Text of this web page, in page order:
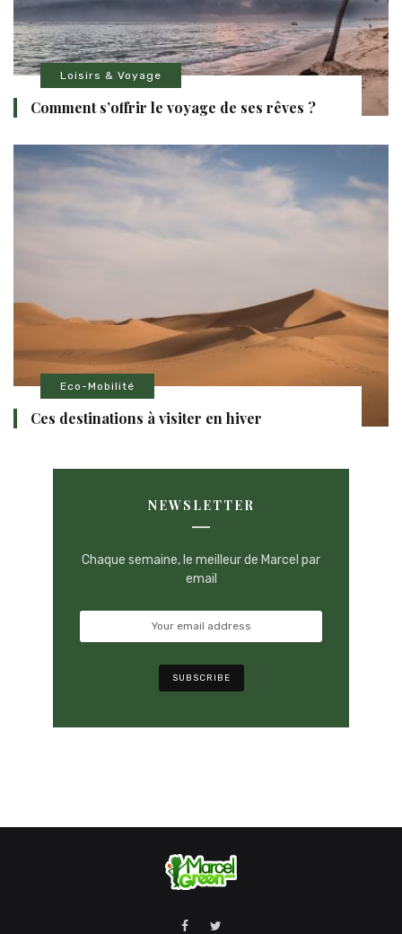
Loisirs & Voyage
Comment s’offrir le voyage de ses rêves ?
Eco-Mobilité
Ces destinations à visiter en hiver
NEWSLETTER
Chaque semaine, le meilleur de Marcel par
email